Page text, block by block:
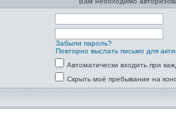
Забыли пароль?
Повторно выслать письмо для
Автоматически входить при
Скрыть моё пребывание на